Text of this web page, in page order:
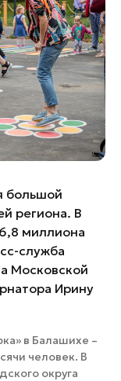
большой
региона. В
миллиона
служба
Московской
Ирину
в Балашихе –
человек. В
округа